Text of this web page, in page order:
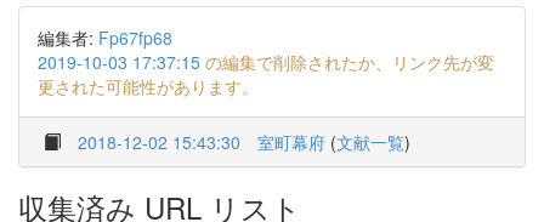
編集者: Fp67fp68
2019-10-03 17:37:15 の編集で削除されたか、リンク先が変
更された可能性があります。
2018-12-02 15:43:30 室町幕府 (文献一覧)
収集済み URL リスト